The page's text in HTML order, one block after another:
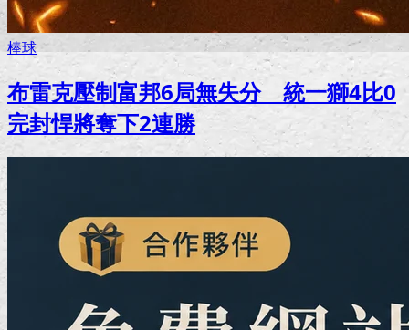
棒球
布雷克壓制富邦6局無失分 統一獅4比0
完封悍將奪下2連勝